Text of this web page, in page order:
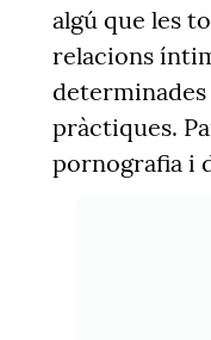
algú que les
relacions
pràctiques.
pornografia i